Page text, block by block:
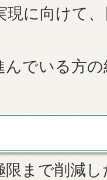
現に向けて
んでいる方
限まで削減